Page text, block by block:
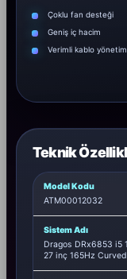
Çoklu fan desteği
Geniş iç hacim
Verimli kablo
Teknik
Model Kodu
ATM00012032
Sistem Adı
Dragos DRx6853 i5
27 inç 165Hz